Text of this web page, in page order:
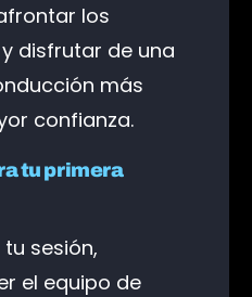
los
disfrutar de una
más
confianza.
tu primera
sesión,
el equipo de